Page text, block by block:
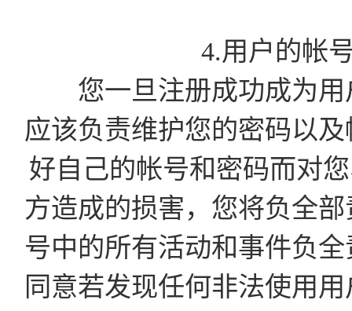
4.用户的帐
您一旦注册成功成为用
应该负责维护您的密码以
好自己的帐号和密码而对
方造成的损害，您将负全
号中的所有活动和事件负
同意若发现任何非法使用